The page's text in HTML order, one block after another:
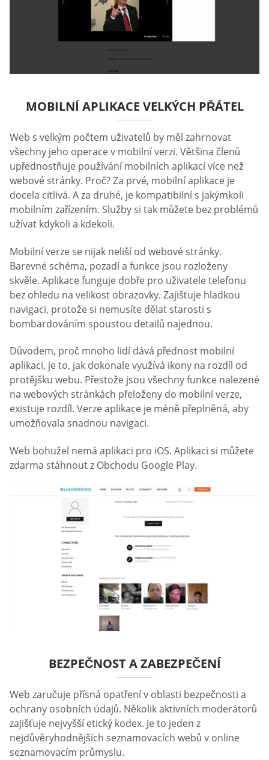
MOBILNÍ APLIKACE VELKÝCH PŘÁTEL
Web s velkým počtem uživatelů by měl zahrnovat
všechny jeho operace v mobilní verzi. Většina členů
upřednostňuje používání mobilních aplikací více než
webové stránky. Proč? Za prvé, mobilní aplikace je
docela citlivá. A za druhé, je kompatibilní s jakýmkoli
mobilním zařízením. Služby si tak můžete bez problémů
užívat kdykoli a kdekoli.
Mobilní verze se nijak neliší od webové stránky.
Barevné schéma, pozadí a funkce jsou rozloženy
skvěle. Aplikace funguje dobře pro uživatele telefonu
bez ohledu na velikost obrazovky. Zajišťuje hladkou
navigaci, protože si nemusíte dělat starosti s
bombardováním spoustou detailů najednou.
Důvodem, proč mnoho lidí dává přednost mobilní
aplikaci, je to, jak dokonale využívá ikony na rozdíl od
protějšku webu. Přestože jsou všechny funkce nalezené
na webových stránkách přeloženy do mobilní verze,
existuje rozdíl. Verze aplikace je méně přeplněná, aby
umožňovala snadnou navigaci.
Web bohužel nemá aplikaci pro iOS. Aplikaci si můžete
zdarma stáhnout z Obchodu Google Play.
BEZPEČNOST A ZABEZPEČENÍ
Web zaručuje přísná opatření v oblasti bezpečnosti a
ochrany osobních údajů. Několik aktivních moderátorů
zajišťuje nejvyšší etický kodex. Je to jeden z
nejdůvěryhodnějších seznamovacích webů v online
seznamovacím průmyslu.